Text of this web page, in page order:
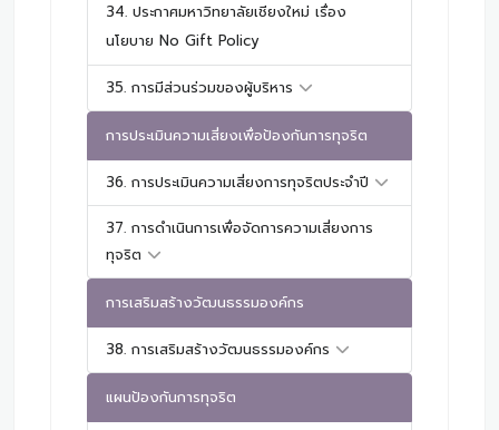
34. ประกาศมหาวิทยาลัยเชียงใหม่ เรื่อง
นโยบาย No Gift Policy
35. การมีส่วนร่วมของผู้บริหาร
การประเมินความเสี่ยงเพื่อป้องกันการทุจริต
36. การประเมินความเสี่ยงการทุจริตประจำปี
37. การดำเนินการเพื่อจัดการความเสี่ยงการ
ทุจริต
การเสริมสร้างวัฒนธรรมองค์กร
38. การเสริมสร้างวัฒนธรรมองค์กร
แผนป้องกันการทุจริต